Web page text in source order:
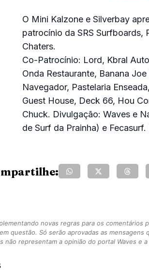
O Mini Kalzone e Silverbay
patrocínio da SRS Surfboards,
Chaters.
Co-Patrocínio: Lord, Kbral
Onda Restaurante, Banana
Navegador, Pastelaria
Guest House, Deck 66, Hou
Chuck. Divulgação: Waves e
de Surf da Prainha) e
novas regras para os
questão. Só serão aprovadas as
não representam a opinião do portal Waves e